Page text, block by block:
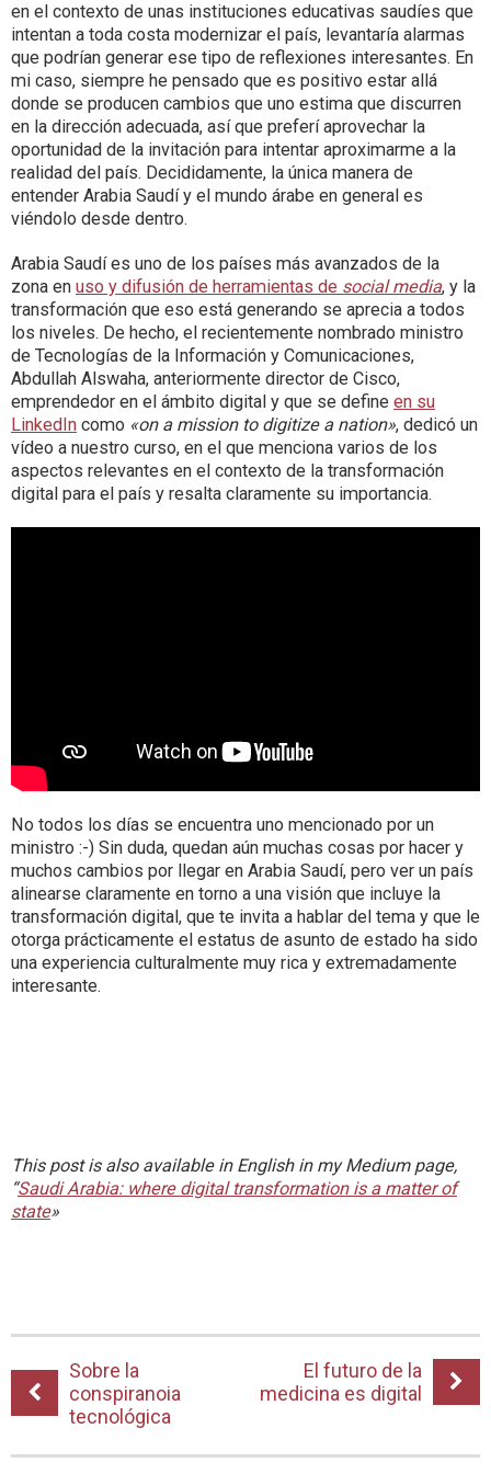
en el contexto de unas instituciones educativas saudíes que
intentan a toda costa modernizar el país, levantaría alarmas
que podrían generar ese tipo de reflexiones interesantes. En
mi caso, siempre he pensado que es positivo estar allá
donde se producen cambios que uno estima que discurren
en la dirección adecuada, así que preferí aprovechar la
oportunidad de la invitación para intentar aproximarme a la
realidad del país. Decididamente, la única manera de
entender Arabia Saudí y el mundo árabe en general es
viéndolo desde dentro.
Arabia Saudí es uno de los países más avanzados de la
zona en uso y difusión de herramientas de social media, y la
transformación que eso está generando se aprecia a todos
los niveles. De hecho, el recientemente nombrado ministro
de Tecnologías de la Información y Comunicaciones,
Abdullah Alswaha, anteriormente director de Cisco,
emprendedor en el ámbito digital y que se define en su
LinkedIn como «on a mission to digitize a nation», dedicó un
vídeo a nuestro curso, en el que menciona varios de los
aspectos relevantes en el contexto de la transformación
digital para el país y resalta claramente su importancia.
No todos los días se encuentra uno mencionado por un
ministro :-) Sin duda, quedan aún muchas cosas por hacer y
muchos cambios por llegar en Arabia Saudí, pero ver un país
alinearse claramente en torno a una visión que incluye la
transformación digital, que te invita a hablar del tema y que le
otorga prácticamente el estatus de asunto de estado ha sido
una experiencia culturalmente muy rica y extremadamente
interesante.
This post is also available in English in my Medium page,
“Saudi Arabia: where digital transformation is a matter of
state»
Sobre la
conspiranoia
tecnológica
El futuro de la
medicina es digital